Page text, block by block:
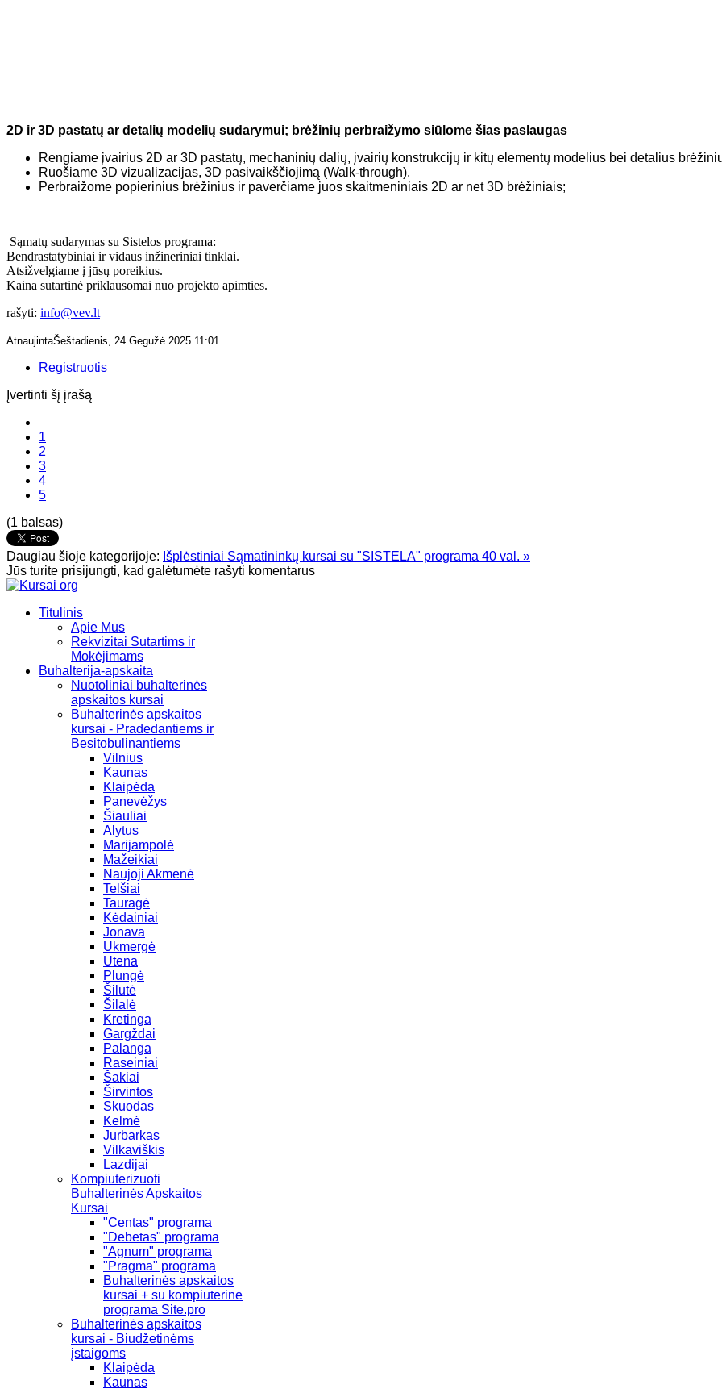
2D ir 3D pastatų ar detalių modelių sudarymui; brėžinių perbraižymo siūlome šias paslaugas
Rengiame įvairius 2D ar 3D pastatų, mechaninių dalių, įvairių konstrukcijų ir kitų elementų modelius bei detalius
Ruošiame 3D vizualizacijas, 3D pasivaikščiojimą (Walk-through).
Perbraižome popierinius brėžinius ir paverčiame juos skaitmeniniais 2D ar net 3D brėžiniais;
Sąmatų sudarymas su Sistelos programa:
Bendrastatybiniai ir vidaus inžineriniai tinklai.
Atsižvelgiame į jūsų poreikius.
Kaina sutartinė priklausomai nuo projekto apimties.
rašyti: info@vev.lt
AtnaujintaŠeštadienis, 24 Gegužė 2025 11:01
Registruotis
Įvertinti šį įrašą
1
2
3
4
5
(1 balsas)
Daugiau šioje kategorijoje: Išplėstiniai Sąmatininkų kursai su "SISTELA" programa 40 val. »
Jūs turite prisijungti, kad galėtumėte rašyti komentarus
Titulinis
Apie Mus
Rekvizitai Sutartims ir
Mokėjimams
Buhalterija-apskaita
Nuotoliniai buhalterinės
apskaitos kursai
Buhalterinės apskaitos
kursai - Pradedantiems ir
Besitobulinantiems
Vilnius
Kaunas
Klaipėda
Panevėžys
Šiauliai
Alytus
Marijampolė
Mažeikiai
Naujoji Akmenė
Telšiai
Tauragė
Kėdainiai
Jonava
Ukmergė
Utena
Plungė
Šilutė
Šilalė
Kretinga
Gargždai
Palanga
Raseiniai
Šakiai
Širvintos
Skuodas
Kelmė
Jurbarkas
Vilkaviškis
Lazdijai
Kompiuterizuoti
Buhalterinės Apskaitos
Kursai
"Centas" programa
"Debetas" programa
"Agnum" programa
"Pragma" programa
Buhalterinės apskaitos
kursai + su kompiuterine
programa Site.pro
Buhalterinės apskaitos
kursai - Biudžetinėms
įstaigoms
Klaipėda
Kaunas